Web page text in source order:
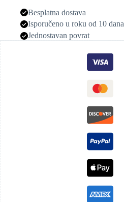
Besplatna dostava
Isporučeno u roku od 10 dana
Jednostavan povrat